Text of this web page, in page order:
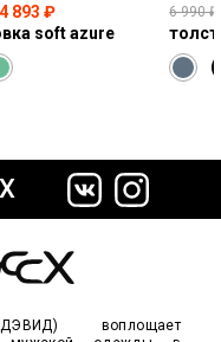
4 893 ₽
soft azure
6 990 ₽
воплощает